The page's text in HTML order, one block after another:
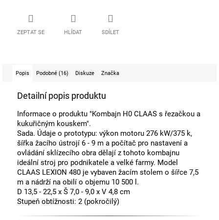
ZEPTAT SE HLÍDAT SDÍLET
Popis Podobné (16) Diskuze Značka
Detailní popis produktu
Informace o produktu "Kombajn H0 CLAAS s řezačkou a
kukuřičným kouskem".
Sada. Údaje o prototypu: výkon motoru 276 kW/375 k,
šířka žacího ústrojí 6 - 9 m a počítač pro nastavení a
ovládání sklízecího obra dělají z tohoto kombajnu
ideální stroj pro podnikatele a velké farmy. Model
CLAAS LEXION 480 je vybaven žacím stolem o šířce 7,5
m a nádrží na obilí o objemu 10 500 l.
D 13,5 - 22,5 x Š 7,0 - 9,0 x V 4,8 cm
Stupeň obtížnosti: 2 (pokročilý)